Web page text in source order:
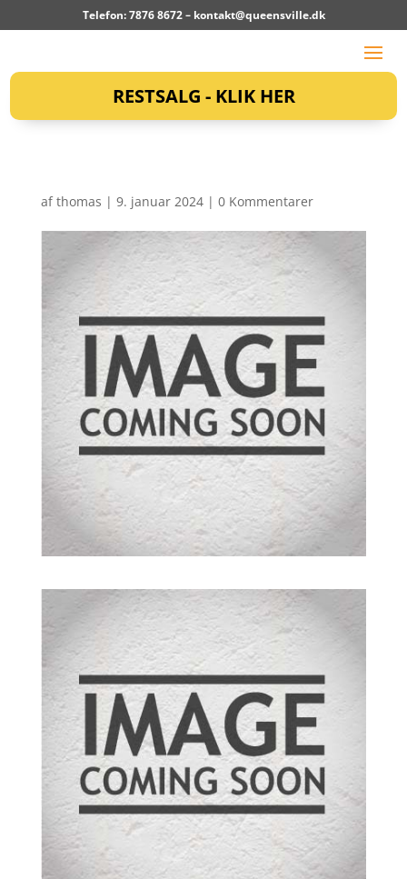
Telefon: 7876 8672 – kontakt@queensville.dk
RESTSALG - KLIK HER
afthomas | 9. januar 2024| 0 Kommentarer